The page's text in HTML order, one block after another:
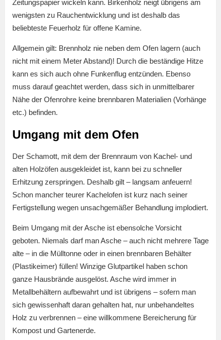
Zeitungspapier wickeln kann. Birkenholz neigt übrigens am
wenigsten zu Rauchentwicklung und ist deshalb das
beliebteste Feuerholz für offene Kamine.
Allgemein gilt: Brennholz nie neben dem Ofen lagern (auch
nicht mit einem Meter Abstand)! Durch die beständige Hitze
kann es sich auch ohne Funkenflug entzünden. Ebenso
muss darauf geachtet werden, dass sich in unmittelbarer
Nähe der Ofenrohre keine brennbaren Materialien (Vorhänge
etc.) befinden.
Umgang mit dem Ofen
Der Schamott, mit dem der Brennraum von Kachel- und
alten Holzöfen ausgekleidet ist, kann bei zu schneller
Erhitzung zerspringen. Deshalb gilt – langsam anfeuern!
Schon mancher teurer Kachelofen ist kurz nach seiner
Fertigstellung wegen unsachgemäßer Behandlung implodiert.
Beim Umgang mit der Asche ist ebensolche Vorsicht
geboten. Niemals darf man Asche – auch nicht mehrere Tage
alte – in die Mülltonne oder in einen brennbaren Behälter
(Plastikeimer) füllen! Winzige Glutpartikel haben schon
ganze Hausbrände ausgelöst. Asche wird immer in
Metallbehältern aufbewahrt und ist übrigens – sofern man
sich gewissenhaft daran gehalten hat, nur unbehandeltes
Holz zu verbrennen – eine willkommene Bereicherung für
Kompost und Gartenerde.